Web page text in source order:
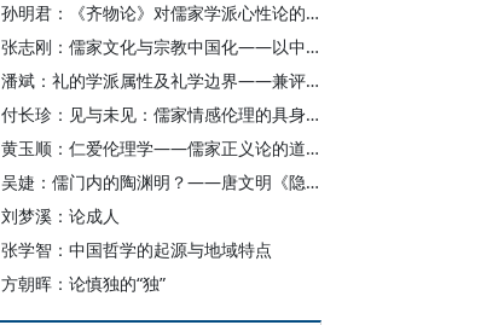
孙明君：《齐物论》对儒家学派心性论的回应
张志刚：儒家文化与宗教中国化——以中国宗教通史为线索的学理沉思
潘斌：礼的学派属性及礼学边界——兼评当前中国民俗学、历史人类学所言之“礼”
付长珍：见与未见：儒家情感伦理的具身性维度
黄玉顺：仁爱伦理学——儒家正义论的道德哲学基础效应
吴婕：儒门内的陶渊明？——唐文明《隐逸之间：陶渊明精神世界中的自然、历史与社会》读后
刘梦溪：论成人
张学智：中国哲学的起源与地域特点
方朝晖：论慎独的“独”